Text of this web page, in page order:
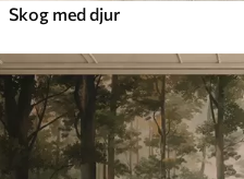
Skog med djur